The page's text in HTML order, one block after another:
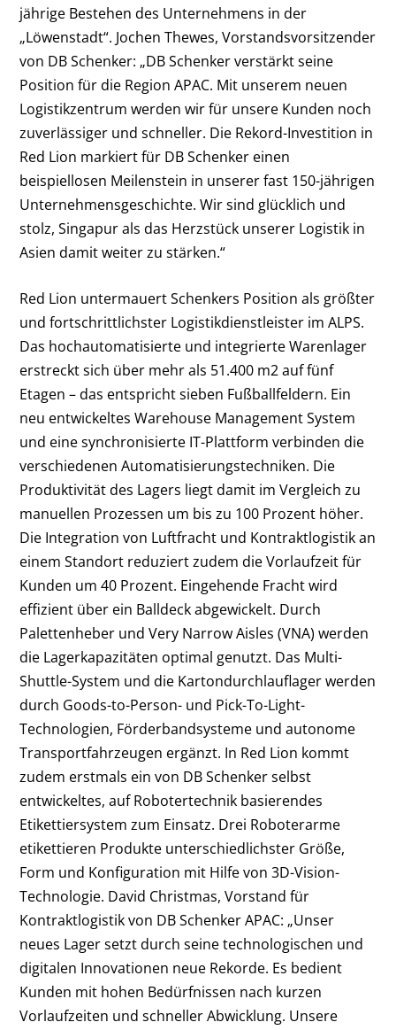
jährige Bestehen des Unternehmens in der
„Löwenstadt“. Jochen Thewes, Vorstandsvorsitzender
von DB Schenker: „DB Schenker verstärkt seine
Position für die Region APAC. Mit unserem neuen
Logistikzentrum werden wir für unsere Kunden noch
zuverlässiger und schneller. Die Rekord-Investition in
Red Lion markiert für DB Schenker einen
beispiellosen Meilenstein in unserer fast 150-jährigen
Unternehmensgeschichte. Wir sind glücklich und
stolz, Singapur als das Herzstück unserer Logistik in
Asien damit weiter zu stärken.“
Red Lion untermauert Schenkers Position als größter
und fortschrittlichster Logistikdienstleister im ALPS.
Das hochautomatisierte und integrierte Warenlager
erstreckt sich über mehr als 51.400 m2auf fünf
Etagen – das entspricht sieben Fußballfeldern. Ein
neu entwickeltes Warehouse Management System
und eine synchronisierte IT-Plattform verbinden die
verschiedenen Automatisierungstechniken. Die
Produktivität des Lagers liegt damit im Vergleich zu
manuellen Prozessen um bis zu 100 Prozent höher.
Die Integration von Luftfracht und Kontraktlogistik an
einem Standort reduziert zudem die Vorlaufzeit für
Kunden um 40 Prozent. Eingehende Fracht wird
effizient über ein Balldeck abgewickelt. Durch
Palettenheber und Very Narrow Aisles (VNA) werden
die Lagerkapazitäten optimal genutzt. Das Multi-
Shuttle-System und die Kartondurchlauflager werden
durch Goods-to-Person- und Pick-To-Light-
Technologien, Förderbandsysteme und autonome
Transportfahrzeugen ergänzt. In Red Lion kommt
zudem erstmals ein von DB Schenker selbst
entwickeltes, auf Robotertechnik basierendes
Etikettiersystem zum Einsatz. Drei Roboterarme
etikettieren Produkte unterschiedlichster Größe,
Form und Konfiguration mit Hilfe von 3D-Vision-
Technologie. David Christmas, Vorstand für
Kontraktlogistik von DB Schenker APAC: „Unser
neues Lager setzt durch seine technologischen und
digitalen Innovationen neue Rekorde. Es bedient
Kunden mit hohen Bedürfnissen nach kurzen
Vorlaufzeiten und schneller Abwicklung. Unsere